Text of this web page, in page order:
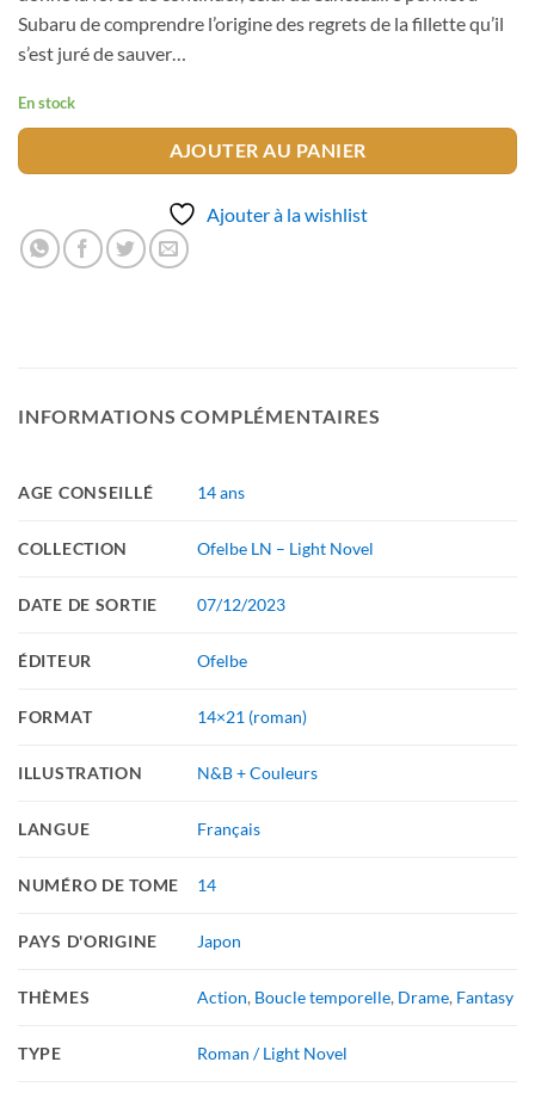
Subaru de comprendre l’origine des regrets de la fillette qu’il
s’est juré de sauver…
En stock
AJOUTER AU PANIER
Ajouter à la wishlist
INFORMATIONS COMPLÉMENTAIRES
AGE CONSEILLÉ 14 ans
COLLECTION Ofelbe LN – Light Novel
DATE DE SORTIE 07/12/2023
ÉDITEUR Ofelbe
FORMAT 14×21 (roman)
ILLUSTRATION N&B + Couleurs
LANGUE Français
NUMÉRO DE TOME 14
PAYS D'ORIGINE Japon
THÈMES Action, Boucle temporelle, Drame, Fantasy
TYPE Roman / Light Novel